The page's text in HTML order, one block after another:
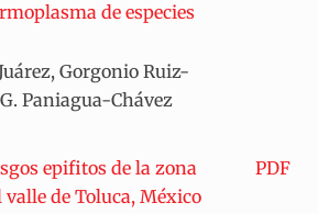
de especies
Gorgonio Ruiz-
Paniagua-Chávez
epifitos de la zona
de Toluca, México
PDF